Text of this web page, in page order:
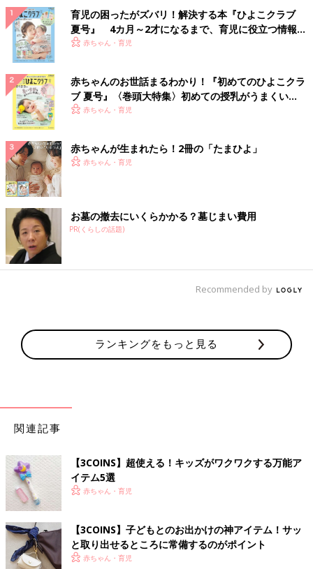
出典：Instagramアカウント「mei__117.2020」
Meiさんが購入したのは、ピンク色のフリル付きブルマ。白地に
ハート柄のトップスと組み合わせたコーデがとても可愛らしいで
すね。肌寒い日にはタイツやレギンスを合わせ、暖かくなってき
たらボトムスはブルマだけにすれば長く活躍してくれますね。
アニバーサリーフォトに！チュールスカート
出典：Instagramアカウント「kinchanmama1104」
100日フォトの衣装としてnaoさんが選んだのは、パープルカラ
育児の困ったがズバリ！解決する本『ひよこクラブ
夏号』 4カ月～2才になるまで、育児に役立つ情報が
いっぱい！
赤ちゃん・育児
赤ちゃんのお世話まるわかり！『初めてのひよこクラ
ブ 夏号』〈巻頭大特集〉初めての授乳がうまくい
く！ おっぱい・ミルクの基本と夏のトラブル 解決テ
赤ちゃん・育児
赤ちゃんが生まれたら！2冊の「たまひよ」
赤ちゃん・育児
お墓の撤去にいくらかかる？墓じまい費用
PR(くらしの話題)
Recommended by
ランキングをもっと見る
関連記事
【3COINS】超使える！キッズがワクワクする万能ア
イテム5選
赤ちゃん・育児
【3COINS】子どもとのお出かけの神アイテム！サッ
と取り出せるところに常備するのがポイント
赤ちゃん・育児